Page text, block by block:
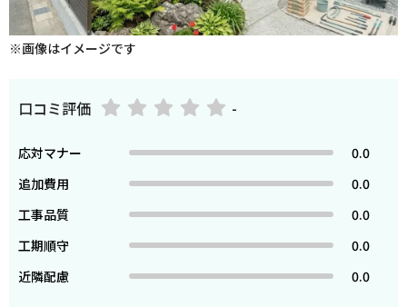
※画像はイメージです
口コミ評価 -
応対マナー
0.0
追加費用
0.0
工事品質
0.0
工期順守
0.0
近隣配慮
0.0